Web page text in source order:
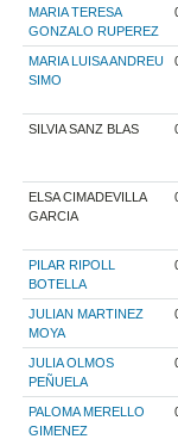
MARIA TERESA
GONZALO RUPEREZ
MARIA LUISA ANDREU
SIMO
SILVIA SANZ BLAS
ELSA CIMADEVILLA
GARCIA
PILAR RIPOLL
BOTELLA
JULIAN MARTINEZ
MOYA
JULIA OLMOS
PEÑUELA
PALOMA MERELLO
GIMENEZ